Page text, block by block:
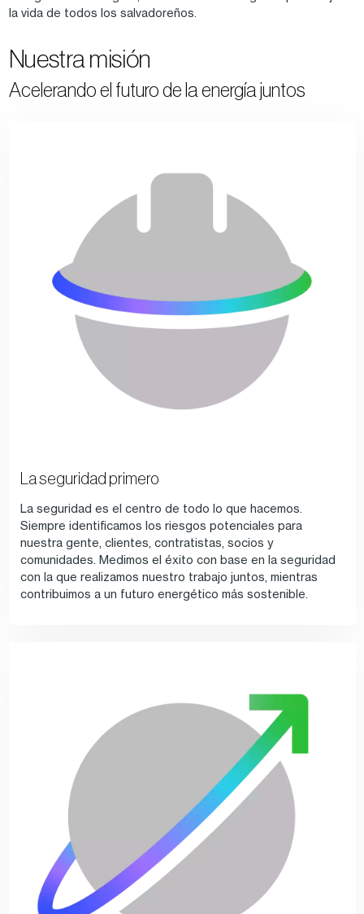
la vida de todos los salvadoreños.
Nuestra misión
Acelerando el futuro de la energía juntos
La seguridad primero
La seguridad es el centro de todo lo que hacemos.
Siempre identificamos los riesgos potenciales para
nuestra gente, clientes, contratistas, socios y
comunidades. Medimos el éxito con base en la seguridad
con la que realizamos nuestro trabajo juntos, mientras
contribuimos a un futuro energético más sostenible.